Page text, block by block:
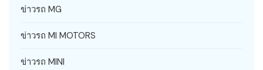
ข่าวรถ MG
ข่าวรถ MI MOTORS
ข่าวรถ MINI